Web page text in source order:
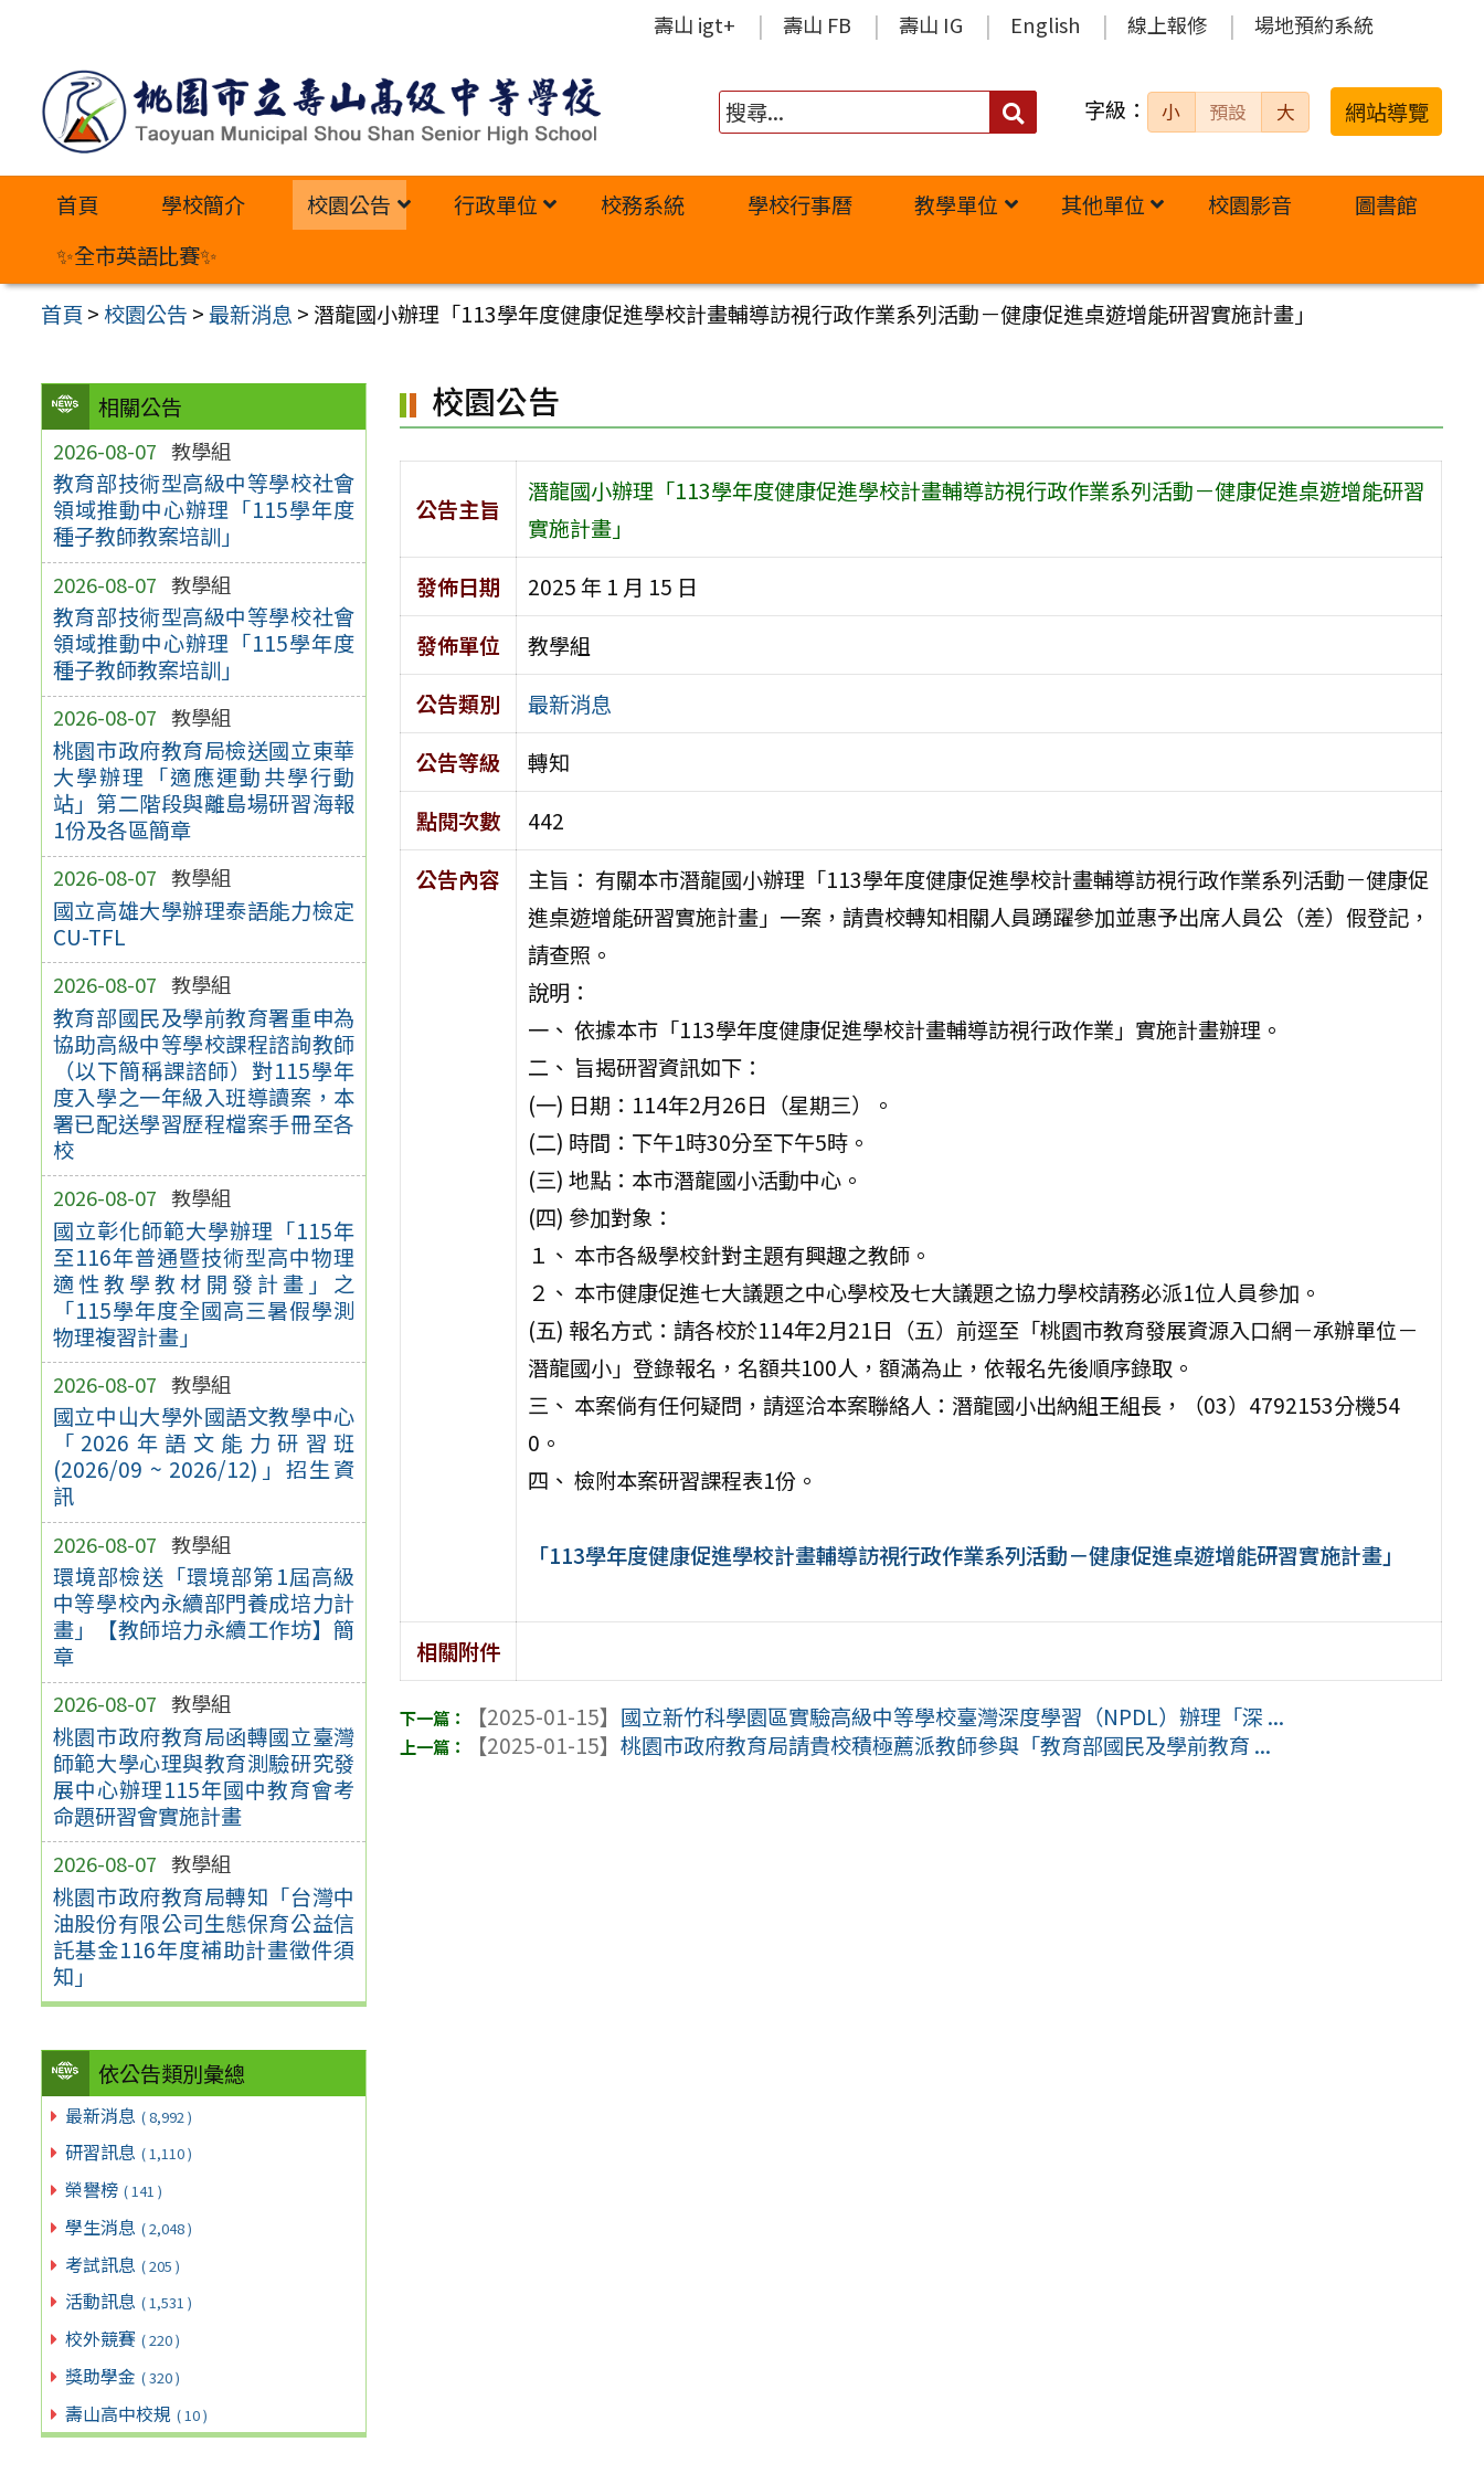
內
壽山 igt+ 壽山 FB 壽山 IG English 線上報修 場地預約系統
搜
字級： 小 預設 大 網站導覽
首頁 學校簡介 校園公告 行政單位 校務系統 學校行事曆 教學單位 其他單位 校園影音
圖書館
✨全市英語比賽✨
首頁 >校園公告 >最新消息 > 潛龍國小辦理「113學年度健康促進學校計畫輔導訪視行政作業系列活動－健康促進桌遊增能研習實施計畫」
相關公告
2026-08-07 教學組
教育部技術型高級中等學校社會
領域推動中心辦理「115學年度
種子教師教案培訓」
2026-08-07 教學組
教育部技術型高級中等學校社會
領域推動中心辦理「115學年度
種子教師教案培訓」
2026-08-07 教學組
桃園市政府教育局檢送國立東華
大學辦理「適應運動共學行動
站」第二階段與離島場研習海報
1份及各區簡章
2026-08-07 教學組
國立高雄大學辦理泰語能力檢定
CU-TFL
2026-08-07 教學組
教育部國民及學前教育署重申為
協助高級中等學校課程諮詢教師
（以下簡稱課諮師）對115學年
度入學之一年級入班導讀案，本
署已配送學習歷程檔案手冊至各
校
2026-08-07 教學組
國立彰化師範大學辦理「115年
至116年普通暨技術型高中物理
適性教學教材開發計畫」之
「115學年度全國高三暑假學測
物理複習計畫」
2026-08-07 教學組
國立中山大學外國語文教學中心
「2026年語文能力研習班
(2026/09 ~ 2026/12)」招生資
訊
2026-08-07 教學組
環境部檢送「環境部第1屆高級
中等學校內永續部門養成培力計
畫」【教師培力永續工作坊】簡
章
2026-08-07 教學組
桃園市政府教育局函轉國立臺灣
師範大學心理與教育測驗研究發
展中心辦理115年國中教育會考
命題研習會實施計畫
2026-08-07 教學組
桃園市政府教育局轉知「台灣中
油股份有限公司生態保育公益信
託基金116年度補助計畫徵件須
知」
依公告類別彙總
最新消息 ( 8,992 )
研習訊息 ( 1,110 )
榮譽榜 ( 141 )
學生消息 ( 2,048 )
考試訊息 ( 205 )
活動訊息 ( 1,531 )
校外競賽 ( 220 )
獎助學金 ( 320 )
壽山高中校規 ( 10 )
校園公告
公告主旨
潛龍國小辦理「113學年度健康促進學校計畫輔導訪視行政作業系列活動－健康促進桌遊增能研習
實施計畫」
發佈日期
2025 年 1 月 15 日
發佈單位
教學組
公告類別
最新消息
公告等級
轉知
點閱次數
442
公告內容
主旨： 有關本市潛龍國小辦理「113學年度健康促進學校計畫輔導訪視行政作業系列活動－健康促
進桌遊增能研習實施計畫」一案，請貴校轉知相關人員踴躍參加並惠予出席人員公（差）假登記，
請查照。
說明：
一、 依據本市「113學年度健康促進學校計畫輔導訪視行政作業」實施計畫辦理。
二、 旨揭研習資訊如下：
(一) 日期：114年2月26日（星期三）。
(二) 時間：下午1時30分至下午5時。
(三) 地點：本市潛龍國小活動中心。
(四) 參加對象：
１、 本市各級學校針對主題有興趣之教師。
２、 本市健康促進七大議題之中心學校及七大議題之協力學校請務必派1位人員參加。
(五) 報名方式：請各校於114年2月21日（五）前逕至「桃園市教育發展資源入口網－承辦單位－
潛龍國小」登錄報名，名額共100人，額滿為止，依報名先後順序錄取。
三、 本案倘有任何疑問，請逕洽本案聯絡人：潛龍國小出納組王組長，（03）4792153分機54
0。
四、 檢附本案研習課程表1份。
「113學年度健康促進學校計畫輔導訪視行政作業系列活動－健康促進桌遊增能研習實施計畫」
相關附件
【2025-01-15】 國立新竹科學園區實驗高級中等學校臺灣深度學習（NPDL）辦理「深 ...
【2025-01-15】桃園市政府教育局請貴校積極薦派教師參與「教育部國民及學前教育 ...